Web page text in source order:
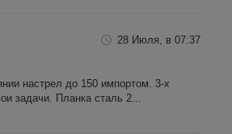
28 Июля, в 07:37
настрел до 150 импортом. 3-х
задачи. Планка сталь 2...